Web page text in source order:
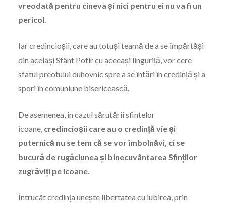
vreodată pentru cineva şi nici pentru ei nu va fi un
pericol.
Iar credincioşii, care au totuşi teamă de a se împărtăşi
din acelaşi Sfânt Potir cu aceeaşi linguriţă, vor cere
sfatul preotului duhovnic spre a se întări în credinţă şi a
spori în comuniune bisericească.
De asemenea, în cazul sărutării sfintelor
icoane, credincioşii care au o credinţă vie şi
puternică nu se tem că se vor îmbolnăvi, ci se
bucură de rugăciunea şi binecuvântarea Sfinţilor
zugrăviţi pe icoane.
Întrucât credinţa uneşte libertatea cu iubirea, prin